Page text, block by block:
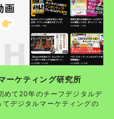
ーケティング研究所
めて20年のチーフデジタルデ
デジタルマーケティングの